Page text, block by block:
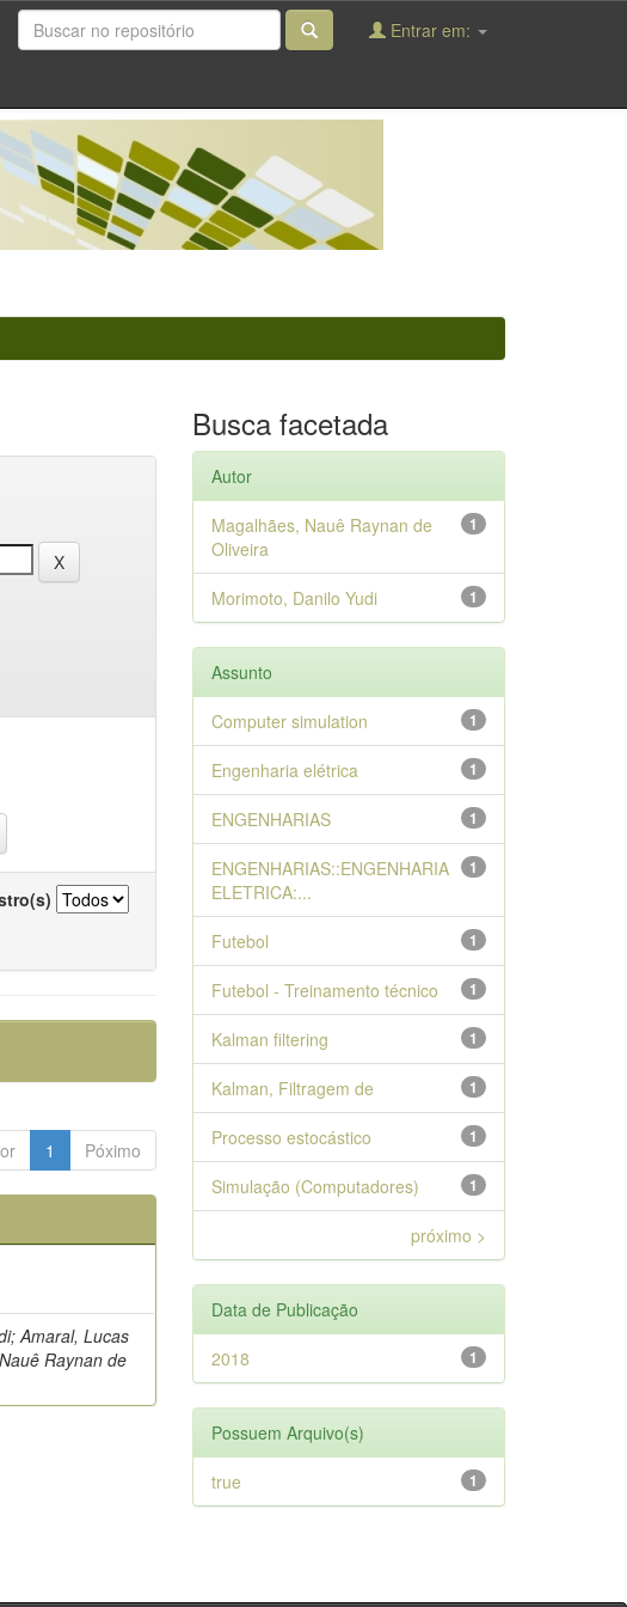
Entrar em:
1 Póximo
Amaral, Lucas
Raynan de
Busca facetada
Autor
1
Magalhães, Nauê Raynan de
Oliveira
1
Morimoto, Danilo Yudi
Assunto
1
Computer simulation
1
Engenharia elétrica
1
ENGENHARIAS
1
ENGENHARIAS::ENGENHARIA
ELETRICA:...
1
Futebol
1
Futebol - Treinamento técnico
1
Kalman filtering
1
Kalman, Filtragem de
1
Processo estocástico
1
Simulação (Computadores)
próximo >
Data de Publicação
1
2018
Possuem Arquivo(s)
1
true